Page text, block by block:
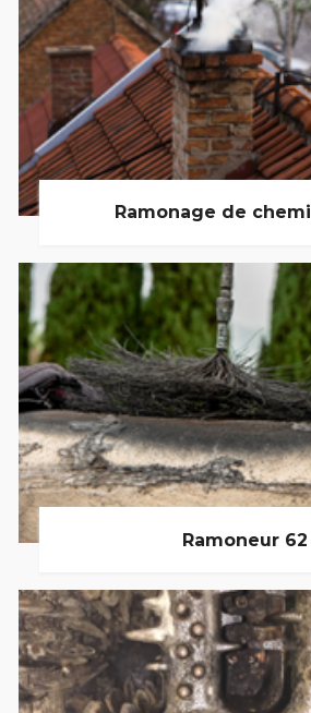
Ramonage de
Ramoneur 62